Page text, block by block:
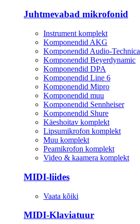
Juhtmevabad mikrofonid
Instrument komplekt
Komponendid AKG
Komponendid Audio-Technica
Komponendid Beyerdynamic
Komponendid DPA
Komponendid Line 6
Komponendid Mipro
Komponendid muu
Komponendid Sennheiser
Komponendid Shure
Käeshoitav komplekt
Lipsumikrofon komplekt
Muu komplekt
Peamikrofon komplekt
Video & kaamera komplekt
MIDI-liides
Vaata kõiki
MIDI-Klaviatuur